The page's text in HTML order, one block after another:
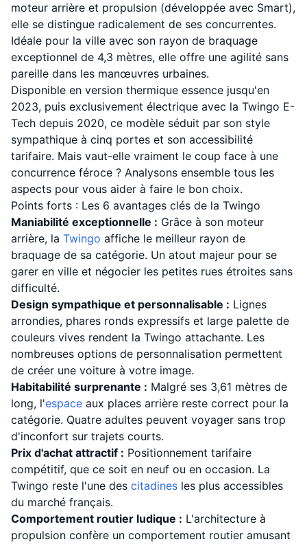
moteur arrière et propulsion (développée avec Smart),
elle se distingue radicalement de ses concurrentes.
Idéale pour la ville avec son rayon de braquage
exceptionnel de 4,3 mètres, elle offre une agilité sans
pareille dans les manœuvres urbaines.
Disponible en version thermique essence jusqu'en
2023, puis exclusivement électrique avec la Twingo E-
Tech depuis 2020, ce modèle séduit par son style
sympathique à cinq portes et son accessibilité
tarifaire. Mais vaut-elle vraiment le coup face à une
concurrence féroce ? Analysons ensemble tous les
aspects pour vous aider à faire le bon choix.
Points forts : Les 6 avantages clés de la Twingo
Maniabilité exceptionnelle : Grâce à son moteur
arrière, la Twingo affiche le meilleur rayon de
braquage de sa catégorie. Un atout majeur pour se
garer en ville et négocier les petites rues étroites sans
difficulté.
Design sympathique et personnalisable : Lignes
arrondies, phares ronds expressifs et large palette de
couleurs vives rendent la Twingo attachante. Les
nombreuses options de personnalisation permettent
de créer une voiture à votre image.
Habitabilité surprenante : Malgré ses 3,61 mètres de
long, l'espace aux places arrière reste correct pour la
catégorie. Quatre adultes peuvent voyager sans trop
d'inconfort sur trajets courts.
Prix d'achat attractif : Positionnement tarifaire
compétitif, que ce soit en neuf ou en occasion. La
Twingo reste l'une des citadines les plus accessibles
du marché français.
Comportement routier ludique : L'architecture à
propulsion confère un comportement routier amusant